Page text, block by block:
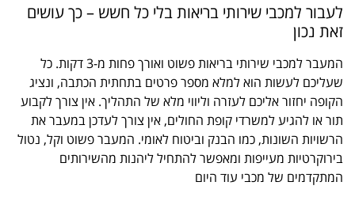
לעבור למכבי שירותי בריאות בלי כל חשש – כך עושים
זאת נכון
המעבר למכבי שירותי בריאות פשוט ואורך פחות מ-3 דקות. כל
שעליכם לעשות הוא למלא מספר פרטים בתחתית הכתבה, ונציג
הקופה יחזור אליכם לעזרה וליווי מלא של התהליך. אין צורך לקבוע
תור או להגיע למשרדי קופת החולים, אין צורך לעדכן במעבר את
הרשויות השונות, כמו הבנק וביטוח לאומי. המעבר פשוט וקל, נטול
בירוקרטיות מעייפות ומאפשר להתחיל ליהנות מהשירותים
המתקדמים של מכבי עוד היום